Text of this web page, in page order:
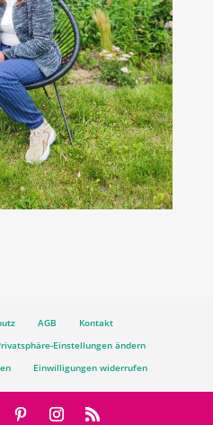
AGB
Kontakt
Einstellungen ändern
Einwilligungen widerrufen